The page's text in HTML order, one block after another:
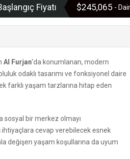
Fiyatı $245,065 -
Al Furjan’da konumlanan, modern
odaklı tasarımı ve fonksiyonel daire
farklı yaşam tarzlarına hitap eden
sosyal bir merkez olmayı
cevap verebilecek esnek
değişen yaşam koşullarına da uyum